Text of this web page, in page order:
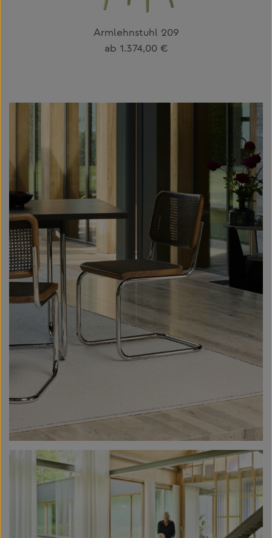
Armlehnstuhl 209
Regulärer Preis:
ab 1.374,00 €